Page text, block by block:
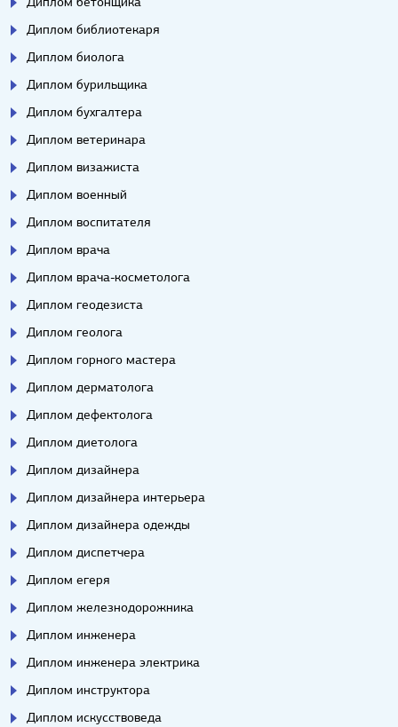
Диплом библиотекаря
Диплом биолога
Диплом бурильщика
Диплом бухгалтера
Диплом ветеринара
Диплом визажиста
Диплом военный
Диплом воспитателя
Диплом врача
Диплом врача-косметолога
Диплом геодезиста
Диплом геолога
Диплом горного мастера
Диплом дерматолога
Диплом дефектолога
Диплом диетолога
Диплом дизайнера
Диплом дизайнера интерьера
Диплом дизайнера одежды
Диплом диспетчера
Диплом егеря
Диплом железнодорожника
Диплом инженера
Диплом инженера электрика
Диплом инструктора
Диплом искусствоведа